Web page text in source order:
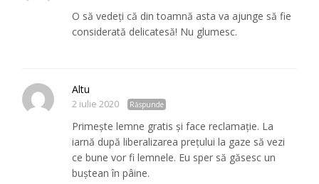
O să vedeți că din toamnă asta va ajunge să fie
considerată delicatesă! Nu glumesc.
Altu
2 iulie 2020 Răspunde
Primește lemne gratis și face reclamație. La
iarnă după liberalizarea prețului la gaze să vezi
ce bune vor fi lemnele. Eu sper să găsesc un
buștean în pâine.